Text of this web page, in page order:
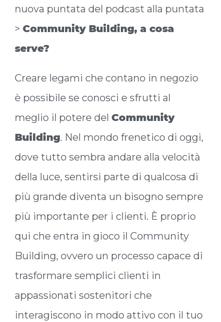
nuova puntata del podcast alla puntata
> Community Building, a cosa
serve?
Creare legami che contano in negozio
è possibile se conosci e sfrutti al
meglio il potere del Community
Building. Nel mondo frenetico di oggi,
dove tutto sembra andare alla velocità
della luce, sentirsi parte di qualcosa di
più grande diventa un bisogno sempre
più importante per i clienti. È proprio
qui che entra in gioco il Community
Building, ovvero un processo capace di
trasformare semplici clienti in
appassionati sostenitori che
interagiscono in modo attivo con il tuo